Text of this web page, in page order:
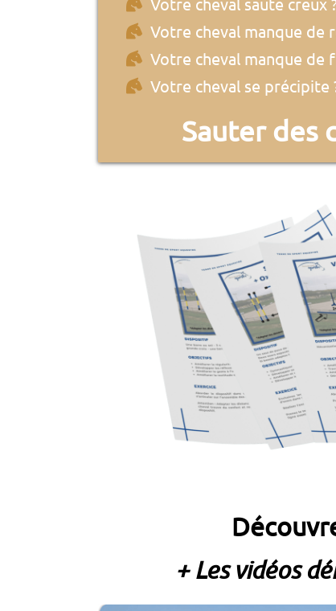
Votre cheval manque de
Votre cheval manque de
Votre cheval se précipite
Sauter des
+ Les vidéos